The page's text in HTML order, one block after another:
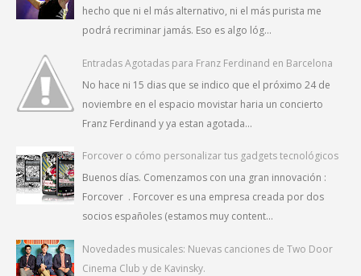
hecho que ni el más alternativo, ni el más purista me
podrá recriminar jamás. Eso es algo lóg...
Entradas Agotadas para Franz Ferdinand en Barcelona
No hace ni 15 dias que se indico que el próximo 24 de
noviembre en el espacio movistar haria un concierto
Franz Ferdinand y ya estan agotada...
Forcover o cómo personalizar tus gadgets tecnológicos
Buenos días. Comenzamos con una gran innovación :
Forcover . Forcover es una empresa creada por dos
socios españoles (estamos muy content...
Novedades musicales: Nuevas canciones de Two Door
Cinema Club y de Kavinsky.